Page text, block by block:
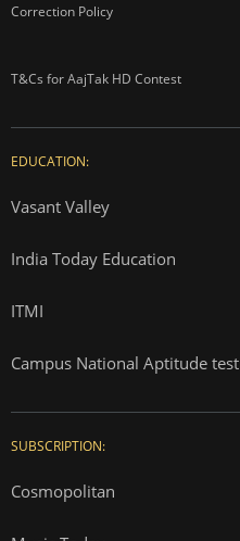
Correction Policy
T&Cs for AajTak HD Contest
EDUCATION:
Vasant Valley
India Today Education
ITMI
Campus National Aptitude test
SUBSCRIPTION:
Cosmopolitan